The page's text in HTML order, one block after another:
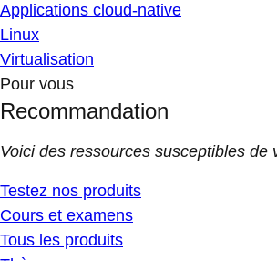
Applications cloud-native
Linux
Virtualisation
Pour vous
Recommandation
Voici des ressources susceptibles de
Testez nos produits
Cours et examens
Tous les produits